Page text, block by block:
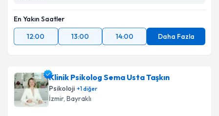
En Yakın Saatler
12:00
13:00 14:00 Daha Fazla
Klinik Psikolog Sema Usta Taşkın
Psikoloji +1diğer
İzmir, Bayraklı